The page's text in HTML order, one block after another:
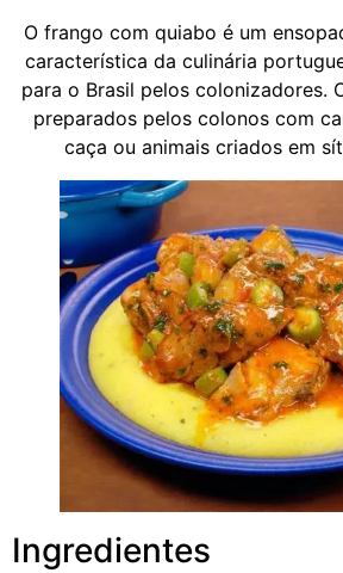
O frango com quiabo é um
característica da culinária
para o Brasil pelos colonizadores.
preparados pelos colonos com
caça ou animais criados em
Ingredientes